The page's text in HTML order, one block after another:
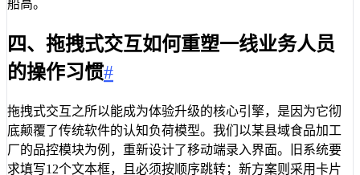
船高。
四、拖拽式交互如何重塑一线业务人员
的操作习惯#
拖拽式交互之所以能成为体验升级的核心引擎，是因为它彻
底颠覆了传统软件的认知负荷模型。我们以某县域食品加工
厂的品控模块为例，重新设计了移动端录入界面。旧系统要
求填写12个文本框，且必须按顺序跳转；新方案则采用卡片